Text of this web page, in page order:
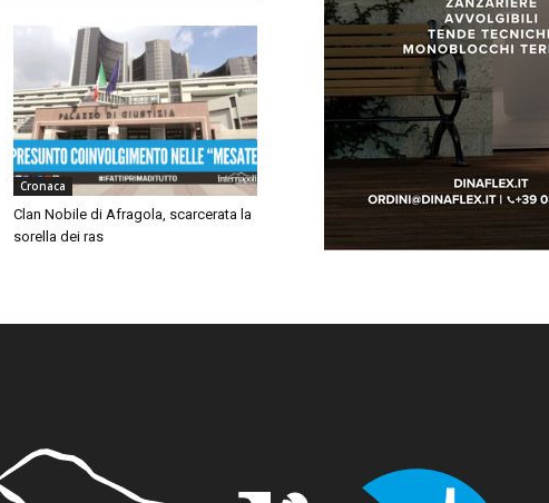
Cronaca
Clan Nobile di Afragola, scarcerata la
sorella dei ras